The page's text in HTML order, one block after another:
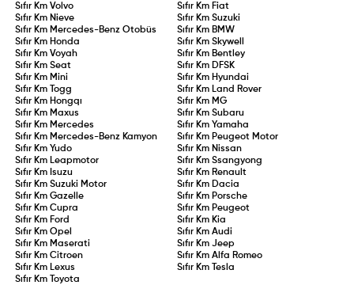
Sıfır KmVolvo Sıfır Km Fiat
Sıfır Km Nieve Sıfır Km Suzuki
Sıfır Km Mercedes-Benz Otobüs Sıfır Km BMW
Sıfır Km Honda Sıfır Km Skywell
Sıfır KmVoyah Sıfır Km Bentley
Sıfır KmSeat Sıfır Km DFSK
Sıfır Km Mini Sıfır Km Hyundai
Sıfır Km
Togg Sıfır Km Land Rover
Sıfır Km Hongqı Sıfır Km MG
Sıfır Km Maxus Sıfır Km Subaru
Sıfır Km Mercedes Sıfır Km Yamaha
Sıfır Km Mercedes-Benz Kamyon Sıfır Km Peugeot Motor
Sıfır KmYudo Sıfır Km Nissan
Sıfır Km Leapmotor Sıfır Km Ssangyong
Sıfır Km Isuzu Sıfır Km Renault
Sıfır KmSuzuki Motor Sıfır Km Dacia
Sıfır KmGazelle Sıfır Km Porsche
Sıfır KmCupra Sıfır Km Peugeot
Sıfır Km Ford Sıfır Km Kia
Sıfır KmOpel Sıfır Km Audi
Sıfır Km Maserati Sıfır Km Jeep
Sıfır KmCitroen Sıfır Km Alfa Romeo
Sıfır Km Lexus Sıfır Km
Tesla
Sıfır Km
Toyota